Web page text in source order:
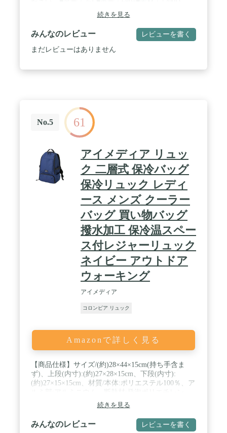
OX（ポリエステル100%）× 900D OX TPU（ポリエ
ステル100％）■機能：オムニシールド/小雨や泥か
らプロテクト。フィールドで便利な水をはじき、汚
れをガードする機能。 / カラー：ＣＹ／３１６
続きを見る
みんなのレビュー レビューを書く
まだレビューはありません
No.5 61
アイメディア リュッ
ク 二層式 保冷バッグ
保冷リュック レディ
ース メンズ クーラー
バッグ 買い物バッグ
撥水加工 保冷温スペー
ス付レジャーリュック
ネイビー アウトドア
ウォーキング
アイメディア
コロンビア リュック
Amazonで詳しく見る
【商品仕様】サイズ/(約)28×44×15cm(持ち手含ま
ず)、上段(内寸):(約)27×28×15cm、下段(内寸):
(約)27×15×15cm、材質/本体:ポリエステル100％、ア
ポケット数/フロント×1・サイド×2・内側×1 / 【保
冷温スペース付2気室リュック】保冷温したいもの
を分けて収納できる2気室リュック。上段は大きく
開いて出し入れしやすい「通常スペース」下段は断
続きを見る
みんなのレビュー レビューを書く